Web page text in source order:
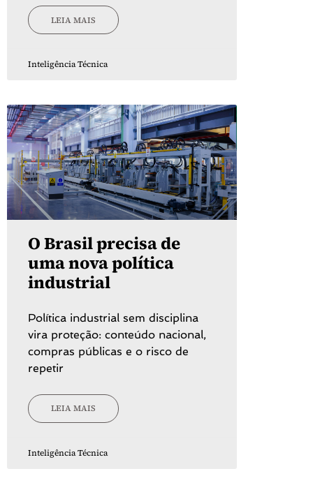
LEIA MAIS
Inteligência Técnica
O Brasil precisa de
uma nova política
industrial
Política industrial sem disciplina
vira proteção: conteúdo nacional,
compras públicas e o risco de
repetir
LEIA MAIS
Inteligência Técnica